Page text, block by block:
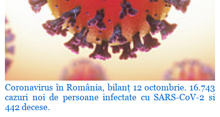
Coronavirus în România, bilanţ 12 octombrie. 16.743
cazuri noi de persoane infectate cu SARS-CoV-2 si
442 decese.